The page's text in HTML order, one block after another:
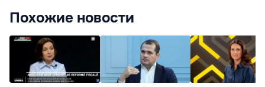
Похожие новости